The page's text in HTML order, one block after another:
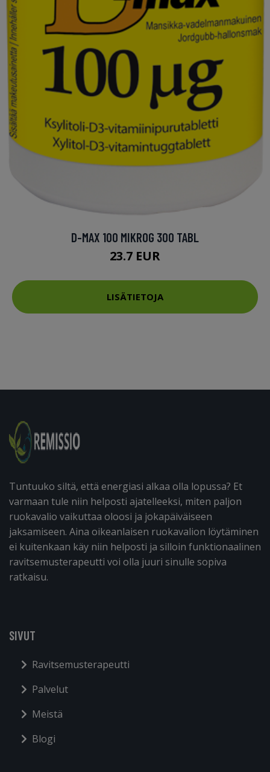
D-MAX 100 MIKROG 300 TABL
23.7 EUR
LISÄTIETOJA
Tuntuuko siltä, että energiasi alkaa olla lopussa? Et
varmaan tule niin helposti ajatelleeksi, miten paljon
ruokavalio vaikuttaa oloosi ja jokapäiväiseen
jaksamiseen. Aina oikeanlaisen ruokavalion löytäminen
ei kuitenkaan käy niin helposti ja silloin funktionaalinen
ravitsemusterapeutti voi olla juuri sinulle sopiva
ratkaisu.
SIVUT
Ravitsemusterapeutti
Palvelut
Meistä
Blogi